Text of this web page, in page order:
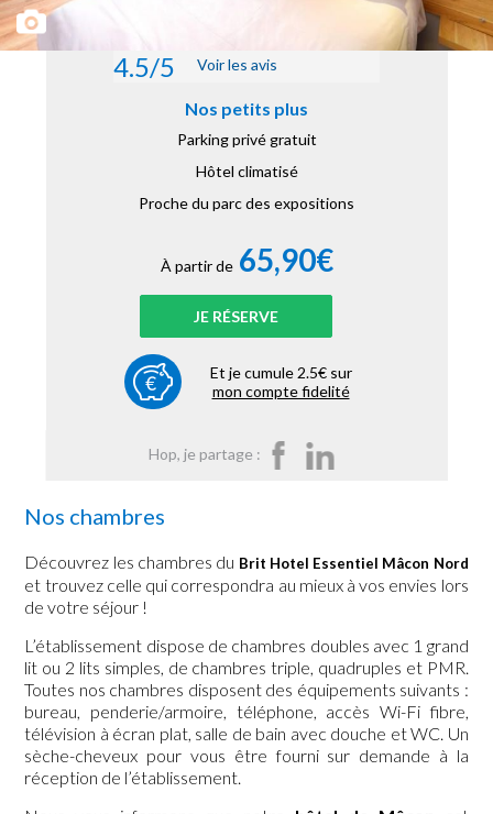
4.5/5 Voir les avis
Nos petits plus
Parking privé gratuit
Hôtel climatisé
Proche du parc des expositions
À partir de 65,90€
JE RÉSERVE
Et je cumule 2.5€ sur
mon compte fidelité
Hop, je partage :
Nos chambres
Découvrez les chambres du Brit Hotel Essentiel Mâcon Nord
et trouvez celle qui correspondra au mieux à vos envies lors
de votre séjour !
L’établissement dispose de chambres doubles avec 1 grand
lit ou 2 lits simples, de chambres triple, quadruples et PMR.
Toutes nos chambres disposent des équipements suivants :
bureau, penderie/armoire, téléphone, accès Wi-Fi fibre,
télévision à écran plat, salle de bain avec douche et WC. Un
sèche-cheveux pour vous être fourni sur demande à la
réception de l’établissement.